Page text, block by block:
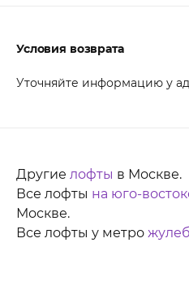
Условия возврата
Уточняйте информацию у
Другие лофты в Москве.
Все лофты на юго-
Москве.
Все лофты у метро